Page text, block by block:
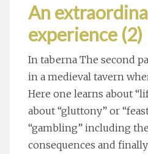
An
experience (2)
In taberna The second
in a medieval tavern
Here one learns about
about “gluttony” or
“gambling” including
consequences and